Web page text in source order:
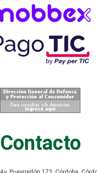
Contacto